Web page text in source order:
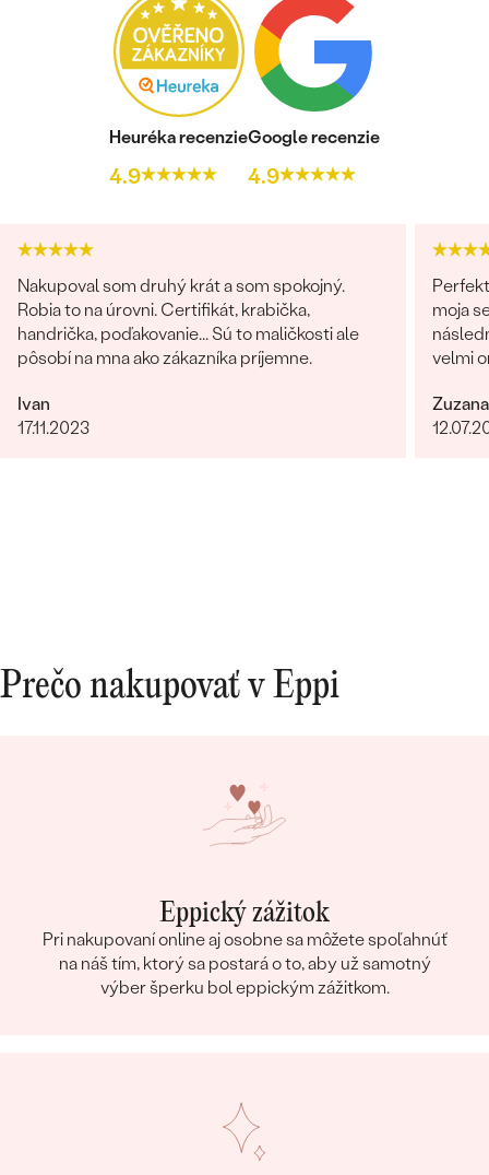
Heuréka recenzie
4.9
Google recenzie
4.9
Nakupoval som druhý krát a som spokojný.
Robia to na úrovni. Certifikát, krabička,
handrička, poďakovanie... Sú to maličkosti ale
pôsobí na mna ako zákazníka príjemne.
Ivan
17.11.2023
moja
velmi
Zuzana
Prečo nakupovať v Eppi
Eppický zážitok
Pri nakupovaní online aj osobne sa môžete spoľahnúť
na náš tím, ktorý sa postará o to, aby už samotný
výber šperku bol eppickým zážitkom.